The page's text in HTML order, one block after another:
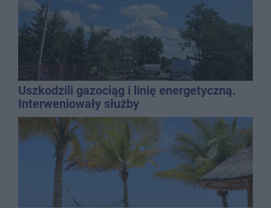
Uszkodzili gazociąg i linię energetyczną.
Interweniowały służby